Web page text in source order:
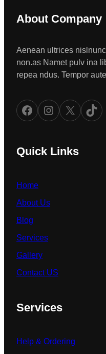
About Company
Aenean ultrices
non.as Namet pulv ina
repea ndus. Tempor
Facebook Instagram X TikTok
Quick Links
Home
About Us
Blog
Services
Gallery
Contact US
Services
Help & Ordering